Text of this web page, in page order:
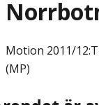
Motion 2011/
(MP)